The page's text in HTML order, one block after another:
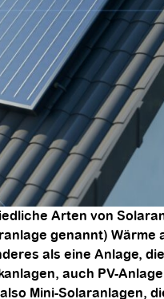
Arten von
genannt) Wärme
als eine Anlage,
auch PV-
Mini-Solaranlagen,